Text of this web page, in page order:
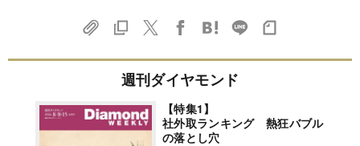
週刊ダイヤモンド
【特集1】
社外取ランキング 熱狂バブル
の落とし穴